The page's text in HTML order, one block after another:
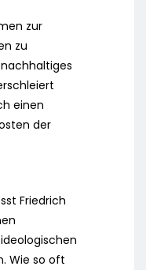
zur
zu
einen
der
Friedrich
Wie so oft